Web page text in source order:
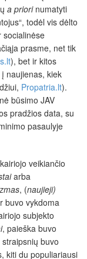
a priorinumatyti
todėl vis dėlto
socialinėse
prasme, net tik
), bet ir kitos
naujienas, kiek
, Propatria.lt).
būsimo JAV
pradžios data, su
pasaulyje
veikiančio
arba
, (naujieji)
buvo vykdoma
subjekto
, paieška buvo
buvo
kiti du populiariausi